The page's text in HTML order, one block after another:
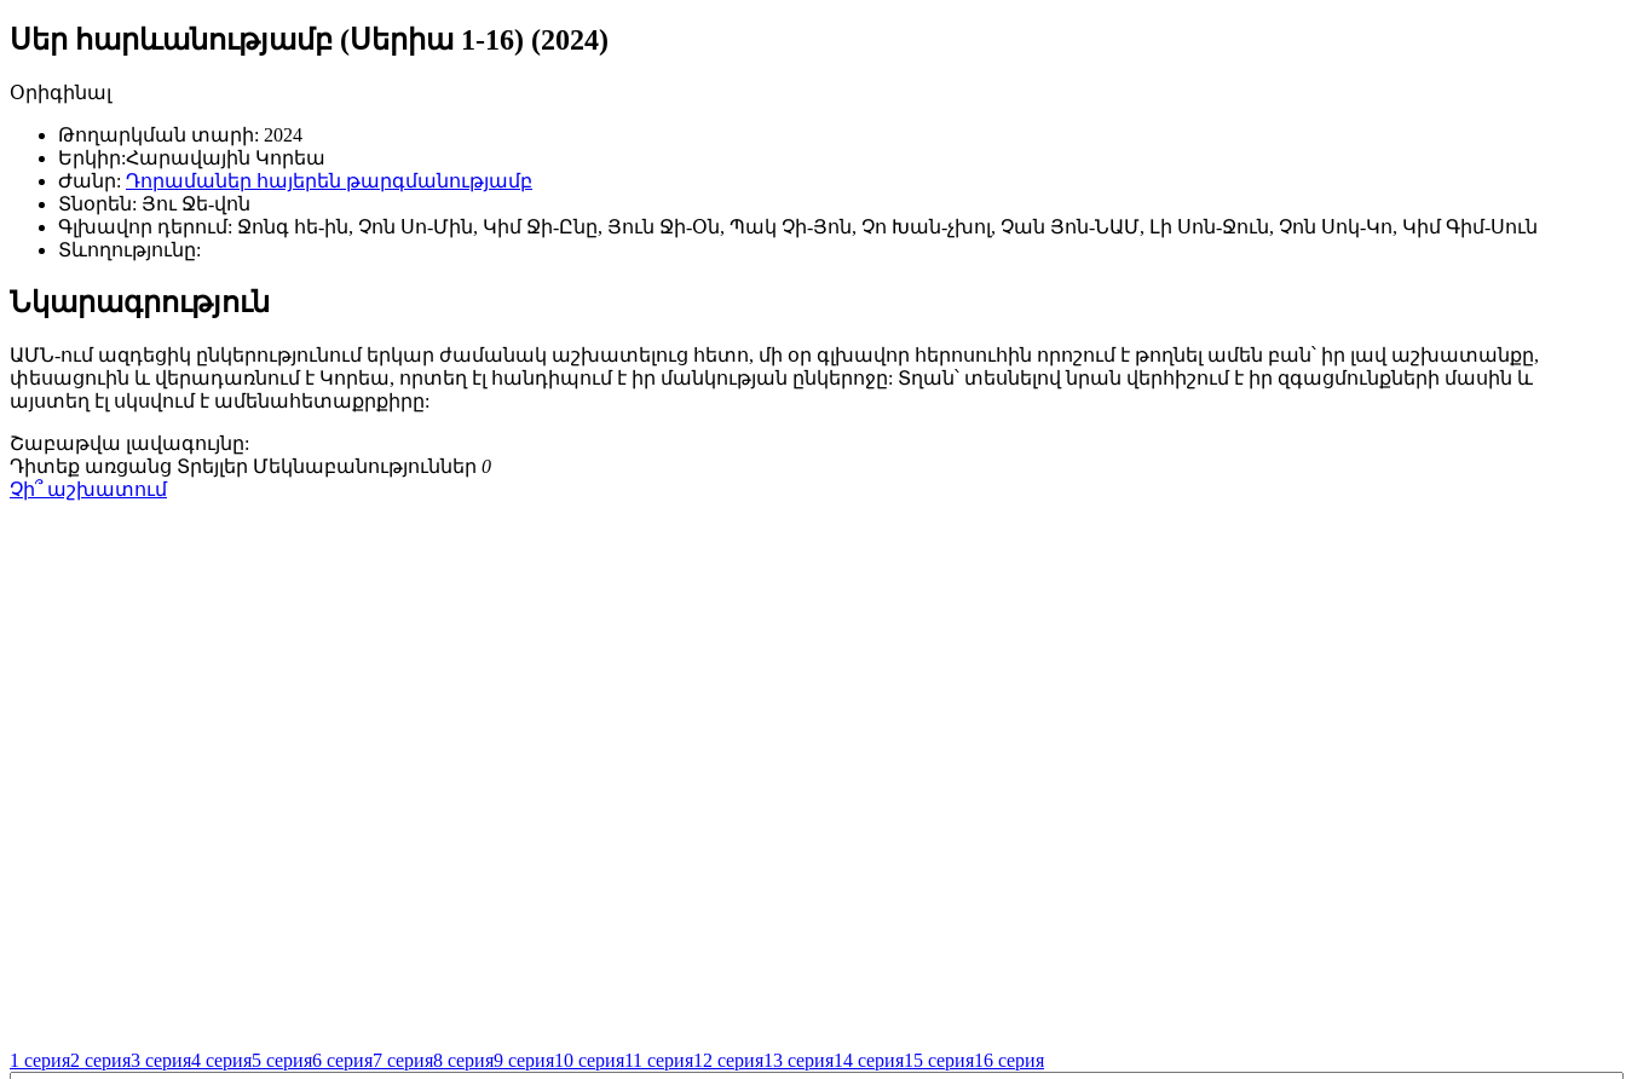
Սեր հարևանությամբ (Սերիա 1-16) (2024)
Օրիգինալ
Թողարկման տարի: 2024
Երկիր:Հարավային Կորեա
Ժանր: Դորամաներ հայերեն թարգմանությամբ
Տնօրեն: Յու Ջե-վոն
Գլխավոր դերում: Ջոնգ հե-ին, Չոն Սո-Մին, Կիմ Ջի-Ընը, Յուն Ջի-Օն, Պակ Չի-Յոն, Չո Խան-չխոլ, Չան Յոն-ՆԱՄ, Լի Սոն-Ջուն, Չոն Սոկ-Կո, Կիմ Գիմ-Սուն
Տևողությունը:
Նկարագրություն
ԱՄՆ-ում ազդեցիկ ընկերությունում երկար ժամանակ աշխատելուց հետո, մի օր գլխավոր հերոսուհին որոշում է թողնել ամեն բան՝ իր լավ աշխատանքը,
փեսացուին և վերադառնում է Կորեա, որտեղ էլ հանդիպում է իր մանկության ընկերոջը: Տղան՝ տեսնելով նրան վերհիշում է իր զգացմունքների մասին և
այստեղ էլ սկսվում է ամենահետաքրքիրը:
Շաբաթվա լավագույնը:
Դիտեք առցանց Տրեյլեր Մեկնաբանություններ 0
Չի՞ աշխատում
1 серия2 серия3 серия4 серия5 серия6 серия7 серия8 серия9 серия10 серия11 серия12 серия13 серия14 серия15 серия16 серия